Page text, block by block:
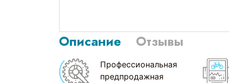
Описание Отзывы
Профессиональная
предпродажная